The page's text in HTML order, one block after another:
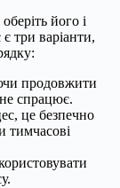
його і
три варіанти,
продовжити
спрацює.
це безпечно
тимчасові